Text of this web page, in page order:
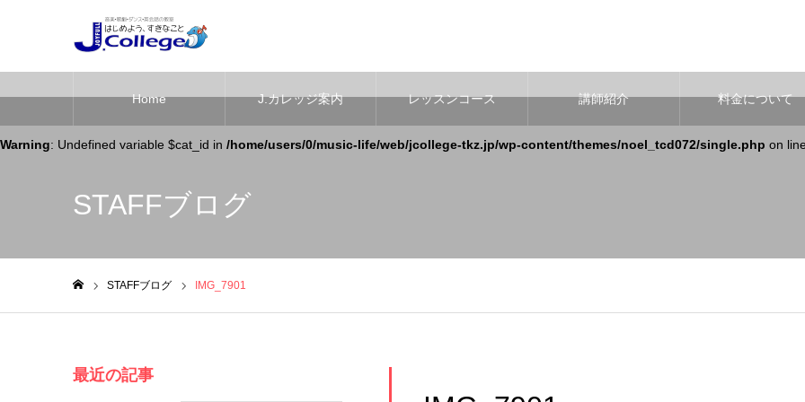
Home J.カレッジ案内 レッスンコース 講師紹介 料金について
Warning: Undefined variable $cat_id in /home/users/0/music-life/web/jcollege-tkz.jp/wp-content/themes/noel_tcd072/single.php on line
STAFFブログ
STAFFブログ IMG_7901
最近の記事